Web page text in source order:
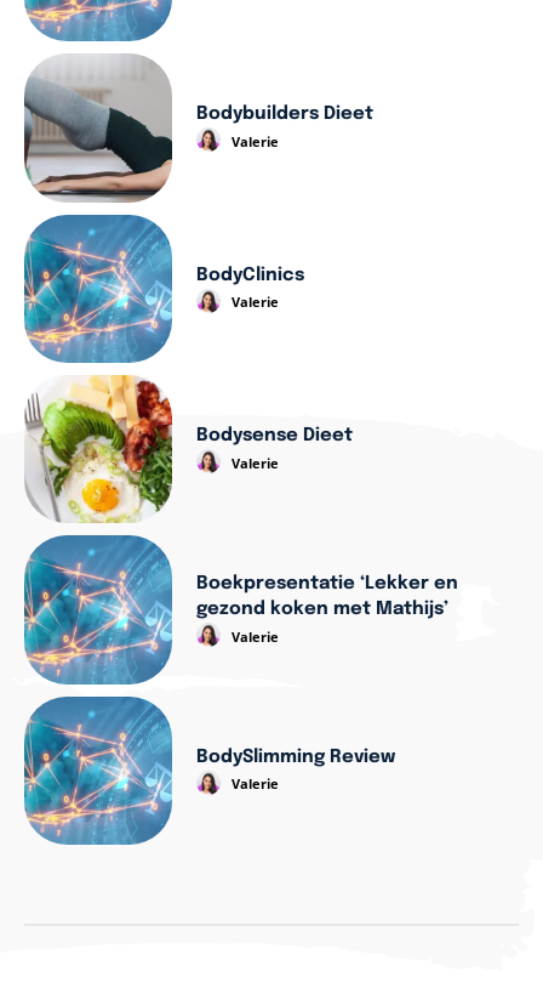
Bodybuilders Dieet
Valerie
BodyClinics
Valerie
Bodysense Dieet
Valerie
Boekpresentatie ‘Lekker en
gezond koken met Mathijs’
Valerie
BodySlimming Review
Valerie